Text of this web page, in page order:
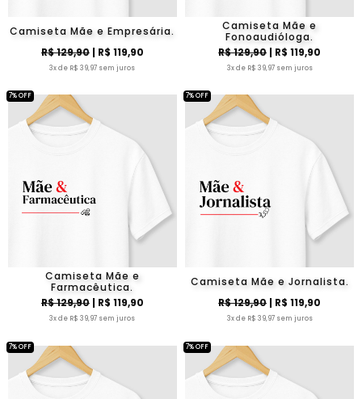
Camiseta Mãe e Empresária.
R$ 129,90| R$ 119,90
3x de R$ 39,97 sem juros
Camiseta Mãe e
Fonoaudióloga.
R$ 129,90| R$ 119,90
3x de R$ 39,97 sem juros
Camiseta Mãe e
Farmacêutica.
R$ 129,90| R$ 119,90
3x de R$ 39,97 sem juros
7% OFF
Camiseta Mãe e Jornalista.
R$ 129,90| R$ 119,90
3x de R$ 39,97 sem juros
7% OFF
7% OFF 7% OFF